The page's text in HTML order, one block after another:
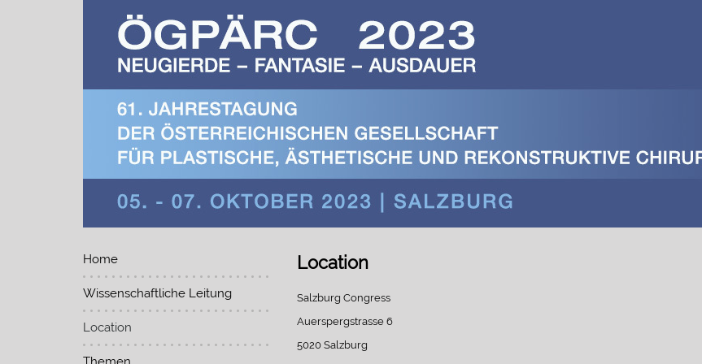
Home
Wissenschaftliche Leitung
Location
Location
Salzburg Congress
Auerspergstrasse 6
5020 Salzburg